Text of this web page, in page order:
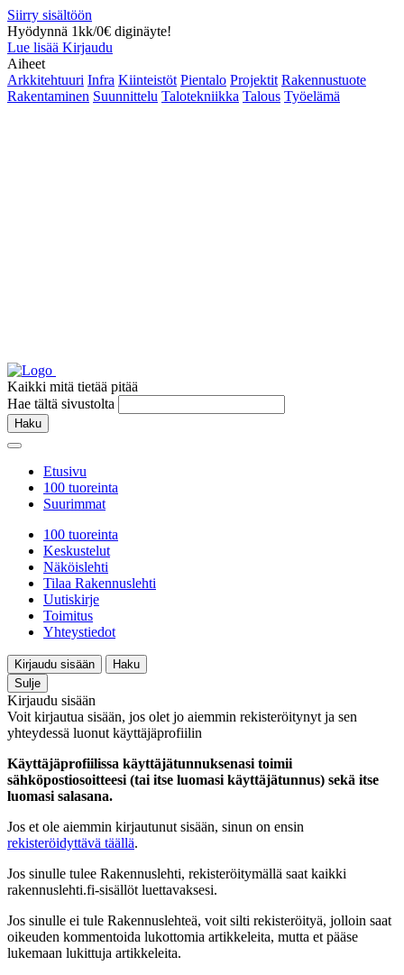
Siirry sisältöön
Hyödynnä 1kk/0€ diginäyte!
Lue lisää Kirjaudu
Aiheet
Arkkitehtuuri Infra Kiinteistöt Pientalo Projektit Rakennustuote
Rakentaminen Suunnittelu Talotekniikka Talous Työelämä
Kaikki mitä tietää pitää
Hae tältä sivustolta
Haku
Etusivu
100 tuoreinta
Suurimmat
100 tuoreinta
Keskustelut
Näköislehti
Tilaa Rakennuslehti
Uutiskirje
Toimitus
Yhteystiedot
Kirjaudu sisään
Haku
Sulje
Kirjaudu sisään
Voit kirjautua sisään, jos olet jo aiemmin rekisteröitynyt ja sen
yhteydessä luonut käyttäjäprofiilin
Käyttäjäprofiilissa käyttäjätunnuksenasi toimii
sähköpostiosoitteesi (tai itse luomasi käyttäjätunnus) sekä itse
luomasi salasana.
Jos et ole aiemmin kirjautunut sisään, sinun on ensin
rekisteröidyttävä täällä.
Jos sinulle tulee Rakennuslehti, rekisteröitymällä saat kaikki
rakennuslehti.fi-sisällöt luettavaksesi.
Jos sinulle ei tule Rakennuslehteä, voit silti rekisteröityä, jolloin saat
oikeuden kommentoida lukottomia artikkeleita, mutta et pääse
lukemaan lukittuja artikkeleita.